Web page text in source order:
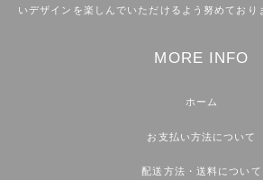
いデザインを楽しんでいただけるよう努めており
MORE INFO
ホーム
お支払い方法について
配送方法・送料について